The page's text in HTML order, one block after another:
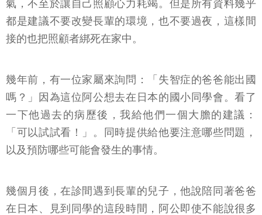
氣，不至於讓自己照顧心力耗竭。但是所有資料幾乎
都是建議不要改變長輩的環境，也不要過夜，這樣間
接的也把照顧者綁死在家中。
幾年前，有一位家屬來詢問：「失智症的爸爸能出國
嗎？」因為這位阿公想去在日本的國小同學會。看了
一下他過去的病歷後，我給他們一個大膽的建議：
「可以試試看！」。同時提供給他要注意哪些問題，
以及預防哪些可能會發生的事情。
幾個月後，在診間遇到長輩的兒子，他說陪同著爸爸
在日本、見到同學的這段時間，阿公即使不能說很多